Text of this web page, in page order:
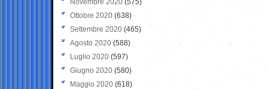
Novembre 2020 (575)
Ottobre 2020 (638)
Settembre 2020(465)
Agosto 2020 (588)
Luglio 2020 (597)
Giugno 2020 (580)
Maggio 2020 (618)